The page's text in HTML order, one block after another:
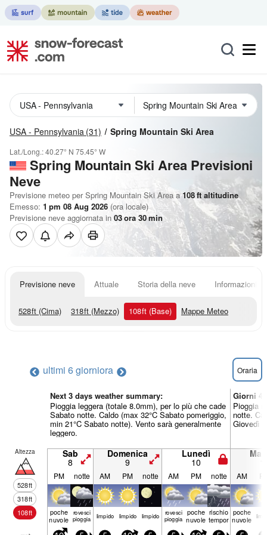
USA - Pennsylvania (31) Spring Mountain Ski Area
Lat./Long.:40.27° N 75.45° W
Spring Mountain Ski Area Previsioni
Neve
Previsione meteo per Spring Mountain Ski Area a 108ft altitudine
Emesso: 1 pm 08 Aug 2026 (ora locale)
Previsione neve aggiornata in 03ora 30min
Previsione neve Attuale Storia della neve Informazioni
528ft (Cima) 318ft (Mezzo) 108ft (Base) Mappe Meteo
ultimi 6 giorniora Oraria
Next 3 days weather summary:
Pioggia leggera (totale 8.0mm), per lo più che cade
Sabato notte. Caldo (max 32°C Sabato pomeriggio,
min 21°C Sabato notte). Vento sarà generalmente
leggero.
Giorni
Pioggia
notte.
Giovedì
Altezza
528ft
318ft
108ft
Sab
8
Domenica
9
Lunedì
10
PM notte AM PM notte AM PM notte AM
poche
nuvole
rovesci
pioggia limp­ido limp­ido limp­ido rovesci
pioggia
poche
nuvole
rischio
temporale
poche
nuvole